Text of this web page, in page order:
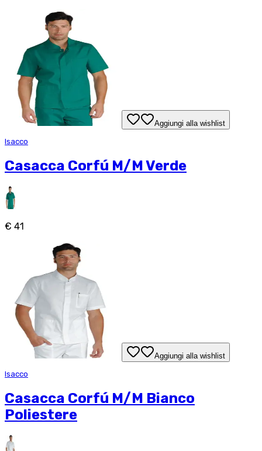
Aggiungi alla wishlist
Isacco
Casacca Corfú M/M Verde
€ 41
Aggiungi alla wishlist
Isacco
Casacca Corfú M/M Bianco
Poliestere